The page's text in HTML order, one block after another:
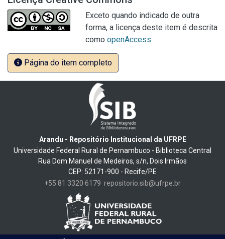
Exceto quando indicado de outra
forma, a licença deste item é descrita
como openAccess
Página do item completo
Arandu - Repositório Institucional da UFRPE
Universidade Federal Rural de Pernambuco - Biblioteca Central
Rua Dom Manuel de Medeiros, s/n, Dois Irmãos
CEP: 52171-900 - Recife/PE
+55 81 3320 6179 repositorio.sib@ufrpe.br